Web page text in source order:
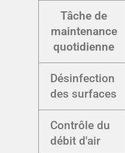
Tâche de
maintenance
quotidienne
Désinfection
des surfaces
Contrôle du
débit d'air